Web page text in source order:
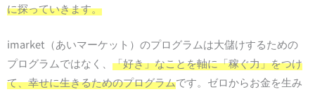
に探っていきます。
imarket（あいマーケット）のプログラムは大儲けするための
プログラムではなく、 「好き」なことを軸に「稼ぐ力」をつけ
て、幸せに生きるためのプログラムです。ゼロからお金を生み